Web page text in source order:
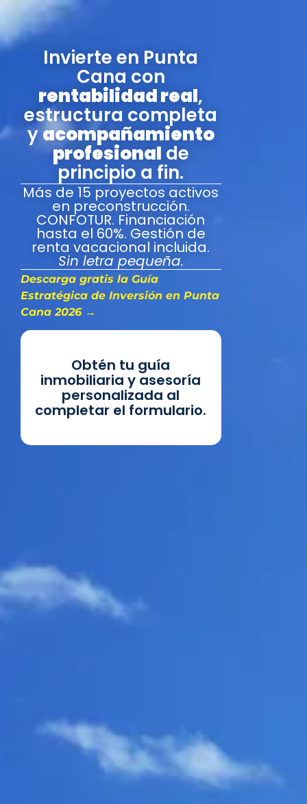
Invierte en Punta
Cana con
rentabilidad real,
estructura completa
yacompañamiento
profesional de
principio a fin.
Más de 15 proyectos activos
en preconstrucción.
CONFOTUR. Financiación
hasta el 60%. Gestión de
renta vacacional incluida.
Sin letra pequeña.
Descarga gratis la Guía
Estratégica de Inversión en Punta
Cana 2026 →
Obtén tu guía
inmobiliaria y asesoría
personalizada al
completar el formulario.